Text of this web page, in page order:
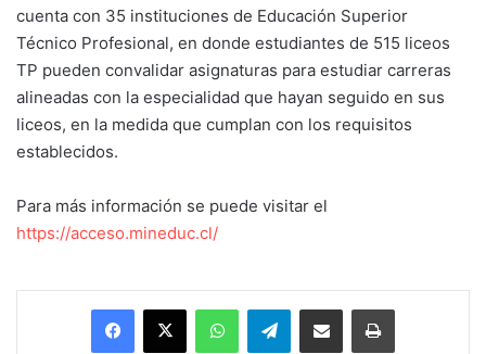
cuenta con 35 instituciones de Educación Superior
Técnico Profesional, en donde estudiantes de 515 liceos
TP pueden convalidar asignaturas para estudiar carreras
alineadas con la especialidad que hayan seguido en sus
liceos, en la medida que cumplan con los requisitos
establecidos.
Para más información se puede visitar el
https://acceso.mineduc.cl/
Facebook
X WhatsAppTelegramEnviar vía email Imprimir